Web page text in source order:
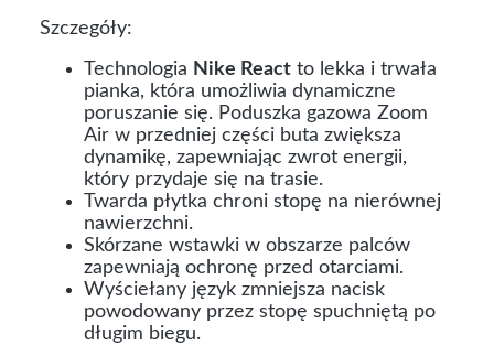
Szczegóły:
Technologia Nike React to lekka i trwała
pianka, która umożliwia dynamiczne
poruszanie się. Poduszka gazowa Zoom
Air w przedniej części buta zwiększa
dynamikę, zapewniając zwrot energii,
który przydaje się na trasie.
Twarda płytka chroni stopę na nierównej
nawierzchni.
Skórzane wstawki w obszarze palców
zapewniają ochronę przed otarciami.
Wyściełany język zmniejsza nacisk
powodowany przez stopę spuchniętą po
długim biegu.